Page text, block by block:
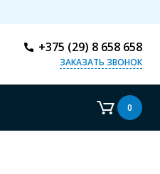
+375 (29) 8 658 658
ЗАКАЗАТЬ ЗВОНОК
0